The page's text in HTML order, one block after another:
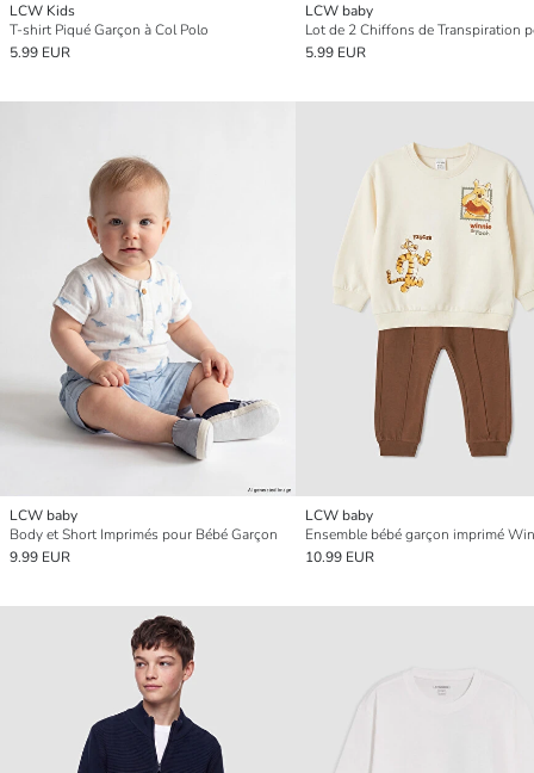
LCW Kids
T-shirt Piqué Garçon à Col Polo
5.99 EUR
LCW baby
5.99 EUR
LCW baby
Body et Short Imprimés pour Bébé Garçon
9.99 EUR
LCW baby
10.99 EUR